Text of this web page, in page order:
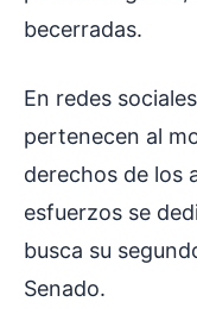
becerradas.
En redes
pertenecen al
derechos de los
esfuerzos se
busca su
Senado.